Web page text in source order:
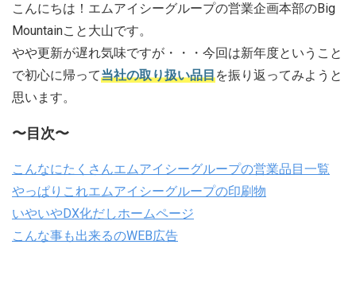
こんにちは！エムアイシーグループの営業企画本部のBig
Mountainこと大山です。
やや更新が遅れ気味ですが・・・今回は新年度ということ
で初心に帰って当社の取り扱い品目を振り返ってみようと
思います。
〜目次〜
こんなにたくさんエムアイシーグループの営業品目一覧
やっぱりこれエムアイシーグループの印刷物
いやいやDX化だしホームページ
こんな事も出来るのWEB広告